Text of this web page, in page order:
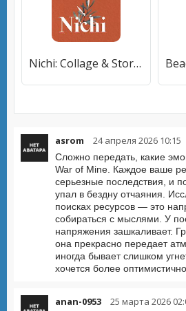
Nichi: Collage & Stories Maker
asrom 24 апреля 2026 10:15
Сложно передать, какие
War of Mine. Каждое ваше
серьезные последствия, и
упал в бездну отчаяния.
поисках ресурсов — это
собираться с мыслями. У
напряжения зашкаливает.
она прекрасно передает
иногда бывает слишком
хочется более
anan-0953 25 марта 2026